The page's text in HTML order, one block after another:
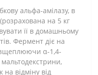
альфа-амілазу, в
на 5 кг
її в домашньому
Фермент діє на
α-1,4-
на відміну від